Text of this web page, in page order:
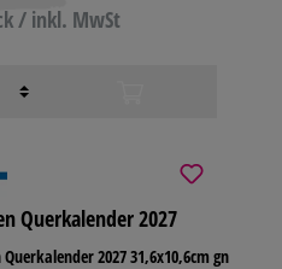
/ inkl. MwSt
Querkalender 2027
Querkalender 2027 31,6x10,6cm gn